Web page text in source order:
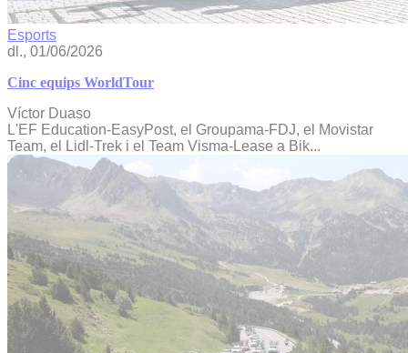
Esports
dl., 01/06/2026
Cinc equips WorldTour
Víctor Duaso
L'EF Education-EasyPost, el Groupama-FDJ, el Movistar
Team, el Lidl-Trek i el Team Visma-Lease a Bik...